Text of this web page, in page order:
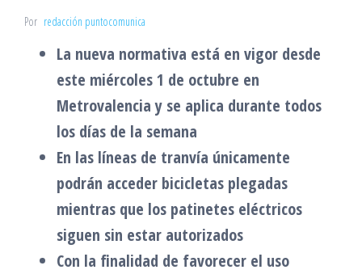
Por redacción puntocomunica
La nueva normativa está en vigor desde
este miércoles 1 de octubre en
Metrovalencia y se aplica durante todos
los días de la semana
En las líneas de tranvía únicamente
podrán acceder bicicletas plegadas
mientras que los patinetes eléctricos
siguen sin estar autorizados
Con la finalidad de favorecer el uso